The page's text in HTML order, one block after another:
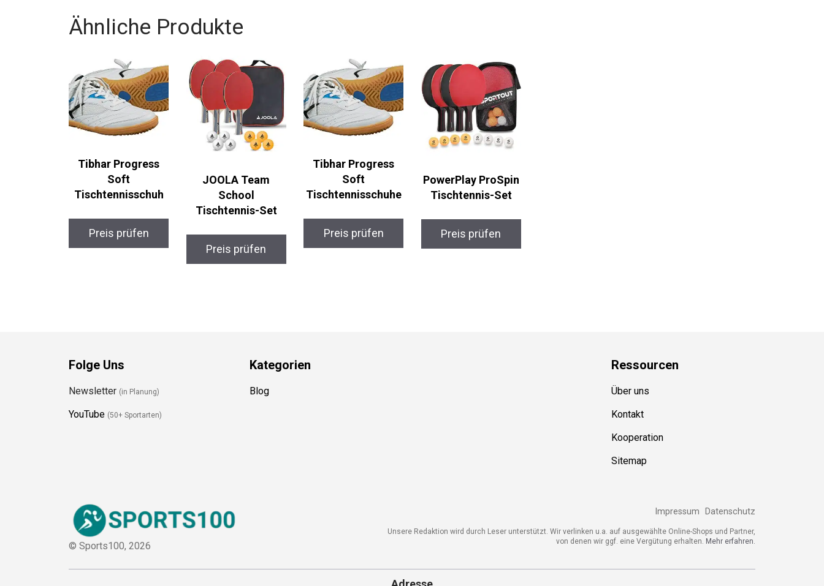
Ähnliche Produkte
Tibhar Progress
Soft
Tischtennisschuh
Preis prüfen
JOOLA Team
School
Tischtennis-Set
Preis prüfen
Tibhar Progress
Soft
Tischtennisschuhe
Preis prüfen
PowerPlay ProSpin
Tischtennis-Set
Preis prüfen
Folge Uns
Newsletter (in Planung)
YouTube (50+ Sportarten)
Kategorien
Blog
Ressourcen
Über uns
Kontakt
Kooperation
Sitemap
© Sports100, 2026
Impressum Datenschutz
Unsere Redaktion wird durch Leser unterstützt. Wir verlinken u.a. auf ausgewählte Online-Shops und Partner,
von denen wir ggf. eine Vergütung erhalten. Mehr erfahren.